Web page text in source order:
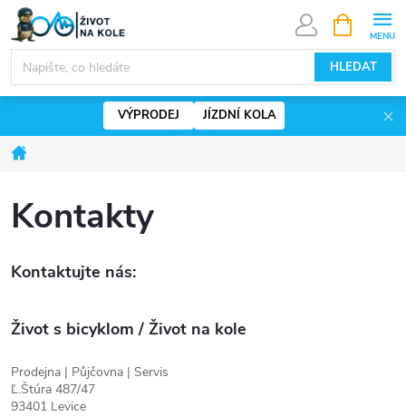
Přejít
obsah
HLEDAT
NÁKUPNÍ
KOŠÍK
VÝPRODEJ JÍZDNÍ KOLA
Kontakty
Kontaktujte nás:
Život s bicyklom / Život na kole
Prodejna | Půjčovna | Servis
Ľ.Štúra 487/47
93401 Levice
www.zivotnakole.eu - Chat